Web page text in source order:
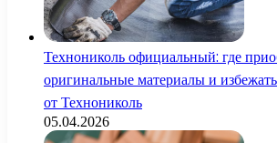
Технониколь официальный: где
оригинальные материалы и
от Технониколь
05.04.2026